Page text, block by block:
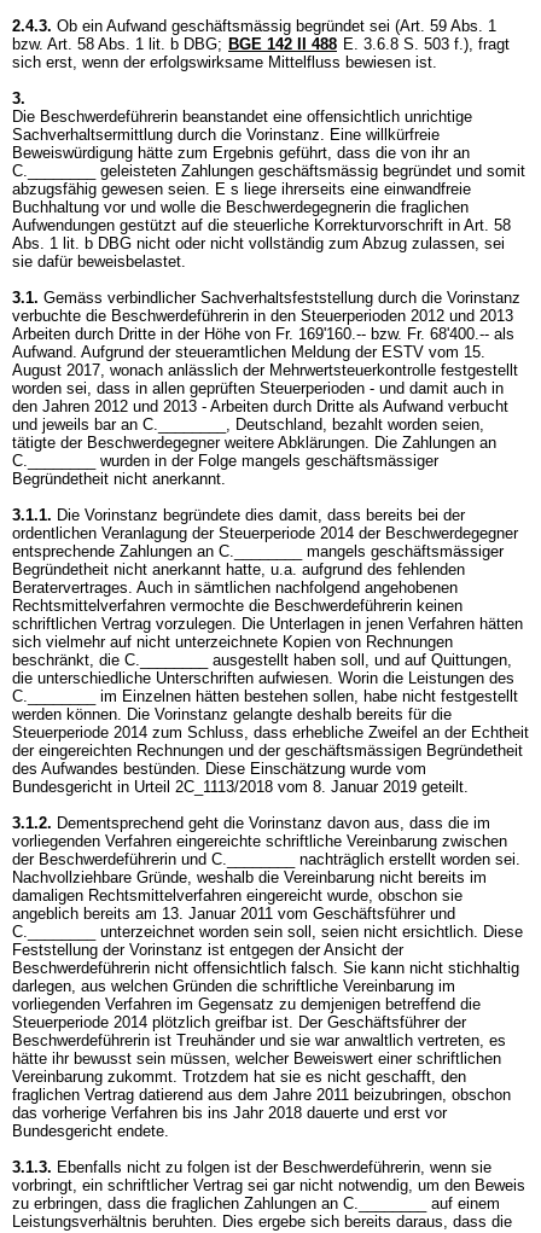
2.4.3. Ob ein Aufwand geschäftsmässig begründet sei (Art. 59 Abs. 1
bzw. Art. 58 Abs. 1 lit. b DBG; BGE 142 II 488 E. 3.6.8 S. 503 f.), fragt
sich erst, wenn der erfolgswirksame Mittelfluss bewiesen ist.
3.
Die Beschwerdeführerin beanstandet eine offensichtlich unrichtige
Sachverhaltsermittlung durch die Vorinstanz. Eine willkürfreie
Beweiswürdigung hätte zum Ergebnis geführt, dass die von ihr an
C.________ geleisteten Zahlungen geschäftsmässig begründet und somit
abzugsfähig gewesen seien. E s liege ihrerseits eine einwandfreie
Buchhaltung vor und wolle die Beschwerdegegnerin die fraglichen
Aufwendungen gestützt auf die steuerliche Korrekturvorschrift in Art. 58
Abs. 1 lit. b DBG nicht oder nicht vollständig zum Abzug zulassen, sei
sie dafür beweisbelastet.
3.1. Gemäss verbindlicher Sachverhaltsfeststellung durch die Vorinstanz
verbuchte die Beschwerdeführerin in den Steuerperioden 2012 und 2013
Arbeiten durch Dritte in der Höhe von Fr. 169'160.-- bzw. Fr. 68'400.-- als
Aufwand. Aufgrund der steueramtlichen Meldung der ESTV vom 15.
August 2017, wonach anlässlich der Mehrwertsteuerkontrolle festgestellt
worden sei, dass in allen geprüften Steuerperioden - und damit auch in
den Jahren 2012 und 2013 - Arbeiten durch Dritte als Aufwand verbucht
und jeweils bar an C.________, Deutschland, bezahlt worden seien,
tätigte der Beschwerdegegner weitere Abklärungen. Die Zahlungen an
C.________ wurden in der Folge mangels geschäftsmässiger
Begründetheit nicht anerkannt.
3.1.1. Die Vorinstanz begründete dies damit, dass bereits bei der
ordentlichen Veranlagung der Steuerperiode 2014 der Beschwerdegegner
entsprechende Zahlungen an C.________ mangels geschäftsmässiger
Begründetheit nicht anerkannt hatte, u.a. aufgrund des fehlenden
Beratervertrages. Auch in sämtlichen nachfolgend angehobenen
Rechtsmittelverfahren vermochte die Beschwerdeführerin keinen
schriftlichen Vertrag vorzulegen. Die Unterlagen in jenen Verfahren hätten
sich vielmehr auf nicht unterzeichnete Kopien von Rechnungen
beschränkt, die C.________ ausgestellt haben soll, und auf Quittungen,
die unterschiedliche Unterschriften aufwiesen. Worin die Leistungen des
C.________ im Einzelnen hätten bestehen sollen, habe nicht festgestellt
werden können. Die Vorinstanz gelangte deshalb bereits für die
Steuerperiode 2014 zum Schluss, dass erhebliche Zweifel an der Echtheit
der eingereichten Rechnungen und der geschäftsmässigen Begründetheit
des Aufwandes bestünden. Diese Einschätzung wurde vom
Bundesgericht in Urteil 2C_1113/2018 vom 8. Januar 2019 geteilt.
3.1.2. Dementsprechend geht die Vorinstanz davon aus, dass die im
vorliegenden Verfahren eingereichte schriftliche Vereinbarung zwischen
der Beschwerdeführerin und C.________ nachträglich erstellt worden sei.
Nachvollziehbare Gründe, weshalb die Vereinbarung nicht bereits im
damaligen Rechtsmittelverfahren eingereicht wurde, obschon sie
angeblich bereits am 13. Januar 2011 vom Geschäftsführer und
C.________ unterzeichnet worden sein soll, seien nicht ersichtlich. Diese
Feststellung der Vorinstanz ist entgegen der Ansicht der
Beschwerdeführerin nicht offensichtlich falsch. Sie kann nicht stichhaltig
darlegen, aus welchen Gründen die schriftliche Vereinbarung im
vorliegenden Verfahren im Gegensatz zu demjenigen betreffend die
Steuerperiode 2014 plötzlich greifbar ist. Der Geschäftsführer der
Beschwerdeführerin ist Treuhänder und sie war anwaltlich vertreten, es
hätte ihr bewusst sein müssen, welcher Beweiswert einer schriftlichen
Vereinbarung zukommt. Trotzdem hat sie es nicht geschafft, den
fraglichen Vertrag datierend aus dem Jahre 2011 beizubringen, obschon
das vorherige Verfahren bis ins Jahr 2018 dauerte und erst vor
Bundesgericht endete.
3.1.3. Ebenfalls nicht zu folgen ist der Beschwerdeführerin, wenn sie
vorbringt, ein schriftlicher Vertrag sei gar nicht notwendig, um den Beweis
zu erbringen, dass die fraglichen Zahlungen an C.________ auf einem
Leistungsverhältnis beruhten. Dies ergebe sich bereits daraus, dass die